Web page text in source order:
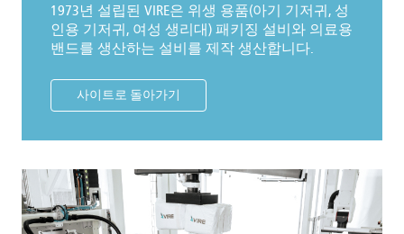
1973년 설립된 VIRE은 위생 용품(아기 기저귀, 성
인용 기저귀, 여성 생리대) 패키징 설비와 의료용
밴드를 생산하는 설비를 제작 생산합니다.
사이트로 돌아가기